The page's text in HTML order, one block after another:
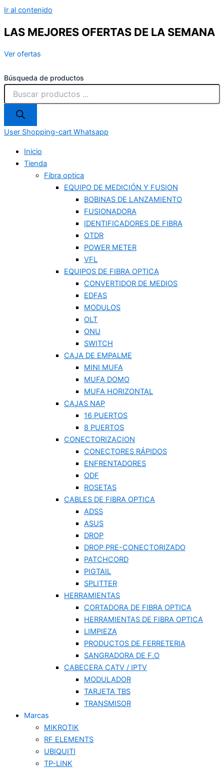
Ir al contenido
LAS MEJORES OFERTAS DE LA SEMANA
Ver ofertas
Búsqueda de productos
User Shopping-cart Whatsapp
Inicio
Tienda
Fibra optica
EQUIPO DE MEDICIÓN Y FUSION
BOBINAS DE LANZAMIENTO
FUSIONADORA
IDENTIFICADORES DE FIBRA
OTDR
POWER METER
VFL
EQUIPOS DE FIBRA OPTICA
CONVERTIDOR DE MEDIOS
EDFAS
MODULOS
OLT
ONU
SWITCH
CAJA DE EMPALME
MINI MUFA
MUFA DOMO
MUFA HORIZONTAL
CAJAS NAP
16 PUERTOS
8 PUERTOS
CONECTORIZACION
CONECTORES RÁPIDOS
ENFRENTADORES
ODF
ROSETAS
CABLES DE FIBRA OPTICA
ADSS
ASUS
DROP
DROP PRE-CONECTORIZADO
PATCHCORD
PIGTAIL
SPLITTER
HERRAMIENTAS
CORTADORA DE FIBRA OPTICA
HERRAMIENTAS DE FIBRA OPTICA
LIMPIEZA
PRODUCTOS DE FERRETERIA
SANGRADORA DE F.O
CABECERA CATV / IPTV
MODULADOR
TARJETA TBS
TRANSMISOR
Marcas
MIKROTIK
RF ELEMENTS
UBIQUITI
TP-LINK